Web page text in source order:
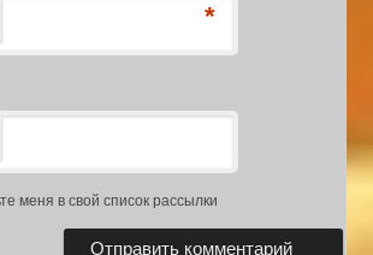
*
меня в свой список рассылки